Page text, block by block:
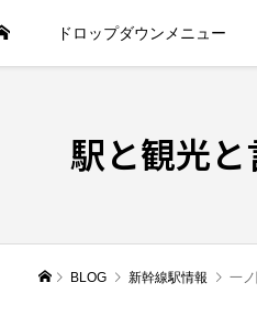
ドロップダウンメニュー
駅と観光
BLOG 新幹線駅情報 一